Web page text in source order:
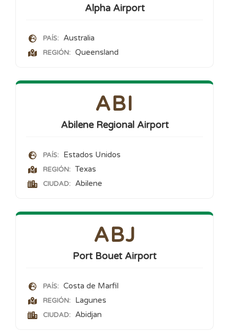
Alpha Airport
PAÍS: Australia
REGIÓN: Queensland
ABI
Abilene Regional Airport
PAÍS: Estados Unidos
REGIÓN: Texas
CIUDAD: Abilene
ABJ
Port Bouet Airport
PAÍS: Costa de Marfil
REGIÓN: Lagunes
CIUDAD: Abidjan